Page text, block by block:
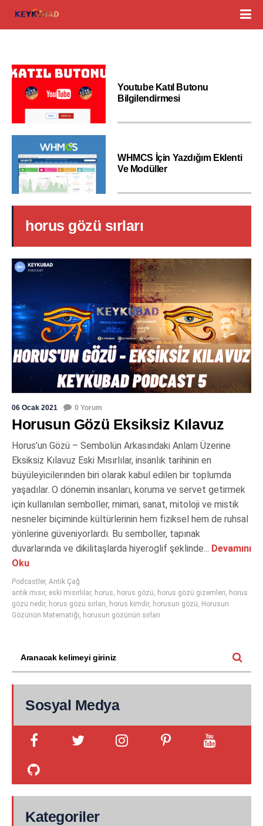
Youtube Katıl Butonu
Bilgilendirmesi
WHMCS İçin Yazdığım Eklenti
Ve Modüller
horus gözü sırları
06 Ocak 2021 0 Yorum
Horusun Gözü Eksiksiz Kılavuz
Horus’un Gözü – Sembolün Arkasındaki Anlam Üzerine
Eksiksiz Kılavuz Eski Mısırlılar, insanlık tarihinin en
büyüleyicilerınden biri olarak kabul edilen bir toplumda
yaşadılar. O dönemin insanları, koruma ve servet getirmek
için kullanılan semboller, mimari, sanat, mitoloji ve mistik
nesneler biçiminde kültürlerinin hem fiziksel hem de ruhsal
yönlerine güveniyorlardı. Bu semboller, tapınak
duvarlarında ve dikilitaşlarda hiyeroglif şeklinde... Devamını
Oku
Podcastler, Antik Çağ
antik mısır, eski mısırlılar, horus, horus gözü, horus gözü gizemleri, horus
gözü nedir, horus gözü sırları, horus kimdir, horusun gözü, Horusun
Gözünün Matematiği, horusun gözünün sırları
Sosyal Medya
Kategoriler